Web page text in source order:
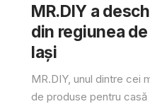
MR.DIY a
din regiunea
Iași
MR.DIY, unul dintre cei
de produse pentru